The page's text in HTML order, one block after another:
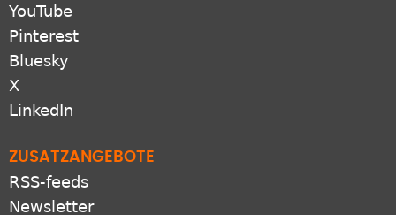
YouTube
Pinterest
Bluesky
X
LinkedIn
ZUSATZANGEBOTE
RSS-feeds
Newsletter